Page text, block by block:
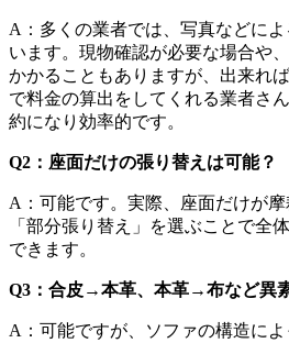
A：多くの業者では、写真などに
います。現物確認が必要な場合や
かかることもありますが、出来れ
で料金の算出をしてくれる業者さ
約になり効率的です。
Q2 ：座面だけの張り替えは可能？
A：可能です。実際、座面だけが
「部分張り替え」を選ぶことで全
できます。
Q3 ：合皮→本革、本革→布など異
A：可能ですが、ソファの構造に